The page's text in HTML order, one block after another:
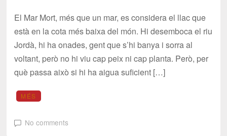
El Mar Mort, més que un mar, es considera el llac que
està en la cota més baixa del món. Hi desemboca el riu
Jordà, hi ha onades, gent que s’hi banya i sorra al
voltant, però no hi viu cap peix ni cap planta. Però, per
què passa això si hi ha aigua suficient […]
MÉS
No comments